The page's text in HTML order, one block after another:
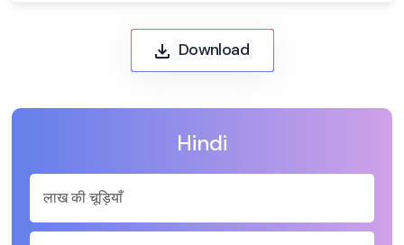
Hindi
लाख की चूड़ियाँ
Download